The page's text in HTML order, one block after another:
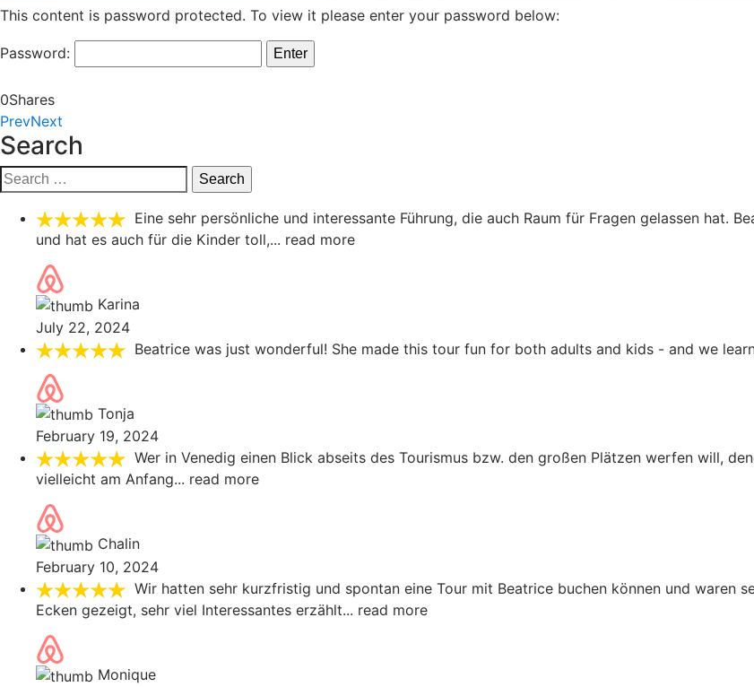
This content is password protected. To view it please enter your password below:
Password:
0Shares
PrevNext
Search
Search
for:
Eine sehr persönliche und interessante Führung, die auch Raum für Fragen gelassen hat.
und hat es auch für die Kinder toll,... read more
Karina
July 22, 2024
Beatrice was just wonderful! She made this tour fun for both adults and kids - and we
Tonja
February 19, 2024
Wer in Venedig einen Blick abseits des Tourismus bzw. den großen Plätzen werfen will,
vielleicht am Anfang... read more
Chalin
February 10, 2024
Wir hatten sehr kurzfristig und spontan eine Tour mit Beatrice buchen können und waren
Ecken gezeigt, sehr viel Interessantes erzählt... read more
Monique